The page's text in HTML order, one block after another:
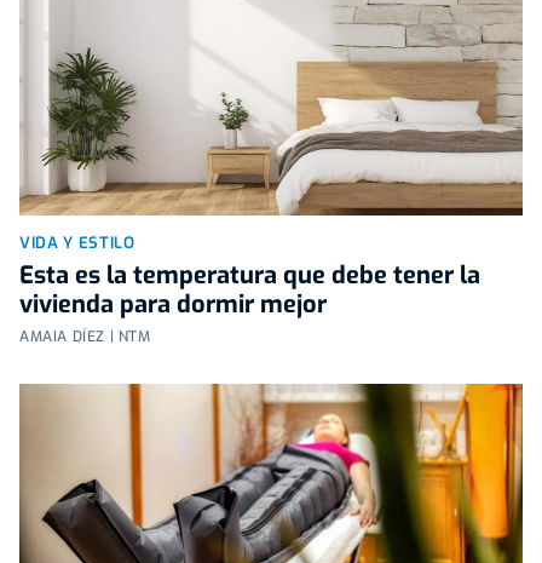
VIDA Y ESTILO
Esta es la temperatura que debe tener la
vivienda para dormir mejor
AMAIA DÍEZ | NTM